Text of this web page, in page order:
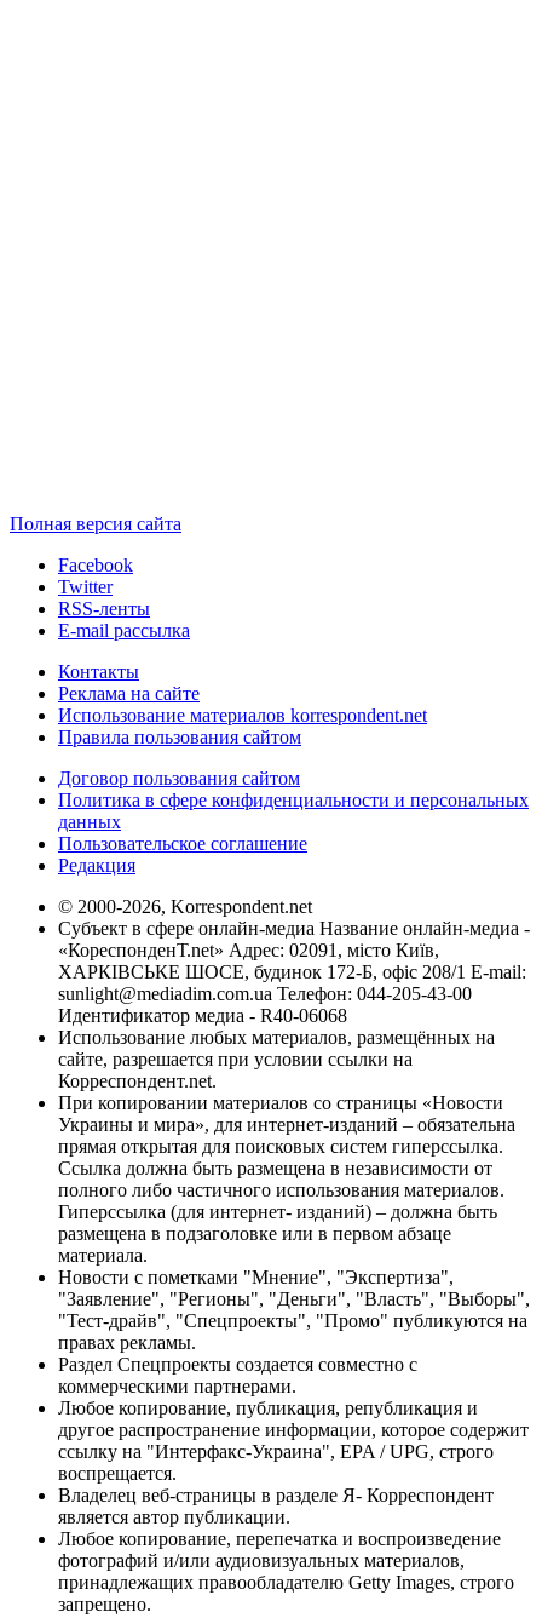
Полная версия сайта
Facebook
Twitter
RSS-ленты
E-mail рассылка
Контакты
Реклама на сайте
Использование материалов korrespondent.net
Правила пользования сайтом
Договор пользования сайтом
Политика в сфере конфиденциальности и персональных
данных
Пользовательское соглашение
Редакция
© 2000-2026, Korrespondent.net
Субъект в сфере онлайн-медиа Название онлайн-медиа -
«КореспонденТ.net» Адрес: 02091, місто Київ,
ХАРКІВСЬКЕ ШОСЕ, будинок 172-Б, офіс 208/1 E-mail:
sunlight@mediadim.com.ua Телефон: 044-205-43-00
Идентификатор медиа - R40-06068
Использование любых материалов, размещённых на
сайте, разрешается при условии ссылки на
Корреспондент.net.
При копировании материалов со страницы «Новости
Украины и мира», для интернет-изданий – обязательна
прямая открытая для поисковых систем гиперссылка.
Ссылка должна быть размещена в независимости от
полного либо частичного использования материалов.
Гиперссылка (для интернет- изданий) – должна быть
размещена в подзаголовке или в первом абзаце
материала.
Новости с пометками "Мнение", "Экспертиза",
"Заявление", "Регионы", "Деньги", "Власть", "Выборы",
"Тест-драйв", "Спецпроекты", "Промо" публикуются на
правах рекламы.
Раздел Спецпроекты создается совместно с
коммерческими партнерами.
Любое копирование, публикация, републикация и
другое распространение информации, которое содержит
ссылку на "Интерфакс-Украина", EPA / UPG, строго
воспрещается.
Владелец веб-страницы в разделе Я- Корреспондент
является автор публикации.
Любое копирование, перепечатка и воспроизведение
фотографий и/или аудиовизуальных материалов,
принадлежащих правообладателю Getty Images, строго
запрещено.